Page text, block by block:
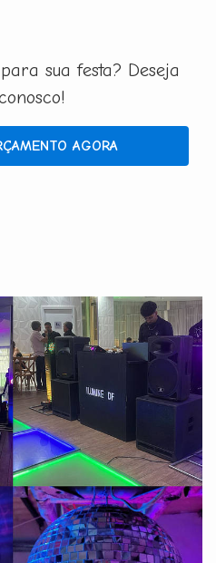
sua festa? Deseja
AGORA